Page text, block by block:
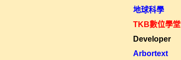
地球科學
TKB數位學堂
Developer
Arbortext